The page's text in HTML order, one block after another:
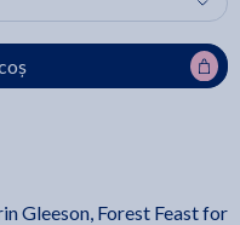
Gleeson, Forest Feast for